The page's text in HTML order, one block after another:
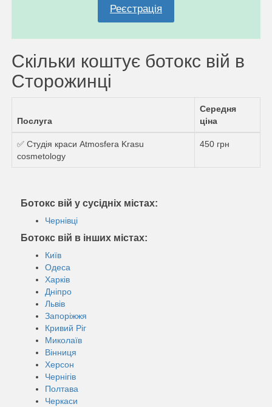
Реєстрація
Скільки коштує ботокс вій в
Сторожинці
Послуга
Середня
ціна
✅ Студія краси Atmosfera Krasu
cosmetology
450 грн
Ботокс вій у сусідніх містах:
Чернівці
Ботокс вій в інших містах:
Київ
Одеса
Харків
Дніпро
Львів
Запоріжжя
Кривий Ріг
Миколаїв
Вінниця
Херсон
Чернігів
Полтава
Черкаси